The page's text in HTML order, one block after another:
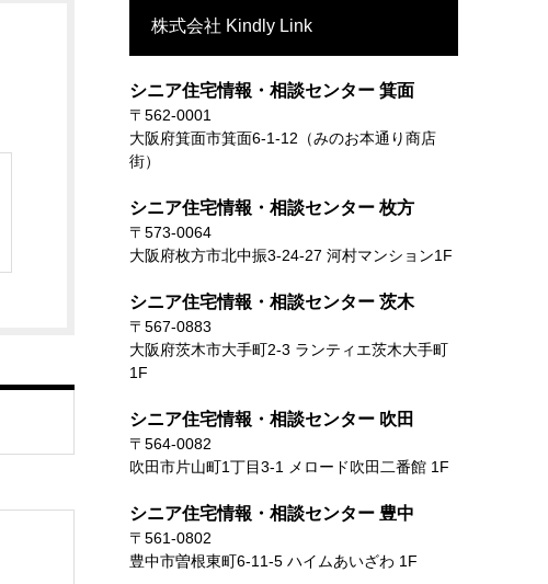
株式会社 Kindly Link
シニア住宅情報・相談センター 箕面
〒562-0001
大阪府箕面市箕面6-1-12（みのお本通り商店
街）
シニア住宅情報・相談センター 枚方
〒573-0064
大阪府枚方市北中振3-24-27 河村マンション1F
シニア住宅情報・相談センター 茨木
〒567-0883
大阪府茨木市大手町2-3 ランティエ茨木大手町
1F
シニア住宅情報・相談センター 吹田
〒564-0082
吹田市片山町1丁目3-1 メロード吹田二番館 1F
シニア住宅情報・相談センター 豊中
〒561-0802
豊中市曽根東町6-11-5 ハイムあいざわ 1F